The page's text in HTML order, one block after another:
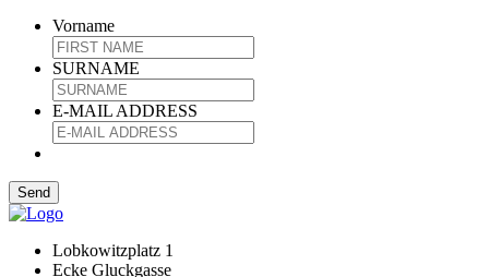
Vorname
SURNAME
E-MAIL ADDRESS
Lobkowitzplatz 1
Ecke Gluckgasse